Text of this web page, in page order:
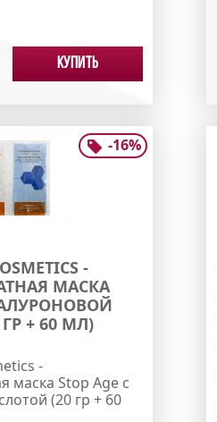
Купить
-16%
-
МАСКА
+ 60 МЛ)
-
маска Stop Age с
(20 гр + 60